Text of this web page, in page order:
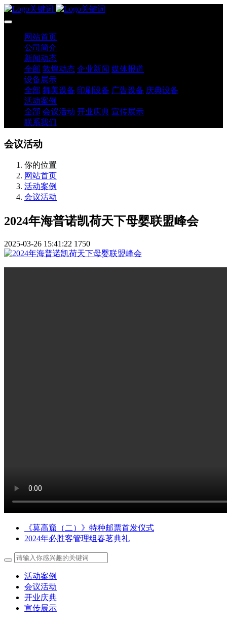
网站首页
公司简介
新闻动态
全部 敦煌动态 企业新闻 媒体报道
设备展示
全部 舞美设备 印刷设备 广告设备 庆典设备
活动案例
全部 会议活动 开业庆典 宣传展示
联系我们
会议活动
你的位置
网站首页
活动案例
会议活动
2024年海普诺凯荷天下母婴联盟峰会
2025-03-26 15:41:22 1750
《莫高窟（二）》特种邮票首发仪式
2024年必胜客管理组春茗典礼
活动案例
会议活动
开业庆典
宣传展示